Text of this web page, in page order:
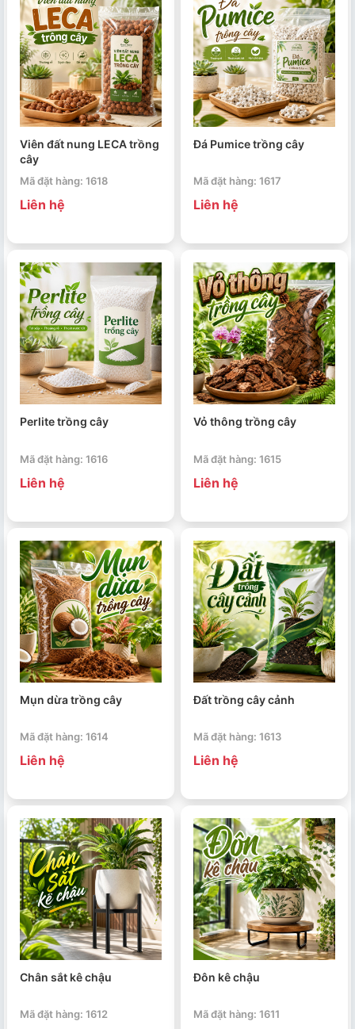
Viên đất nung LECA trồng
cây
Mã đặt hàng: 1618
Liên hệ
Đá Pumice trồng cây
Mã đặt hàng: 1617
Liên hệ
Perlite trồng cây
Mã đặt hàng: 1616
Liên hệ
Vỏ thông trồng cây
Mã đặt hàng: 1615
Liên hệ
Mụn dừa trồng cây
Mã đặt hàng: 1614
Liên hệ
Đất trồng cây cảnh
Mã đặt hàng: 1613
Liên hệ
Chân sắt kê chậu
Mã đặt hàng: 1612
Đôn kê chậu
Mã đặt hàng: 1611